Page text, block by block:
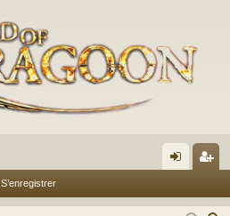
ne nr
S’enregistrer